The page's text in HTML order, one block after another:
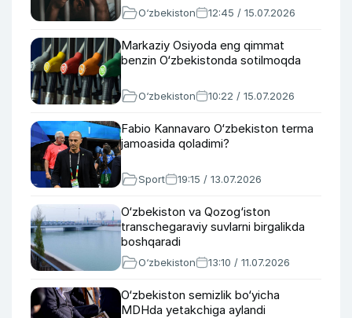
O‘zbekiston 12:45 / 15.07.2026
Markaziy Osiyoda eng qimmat
benzin O‘zbekistonda sotilmoqda
O‘zbekiston 10:22 / 15.07.2026
Fabio Kannavaro O‘zbekiston terma
jamoasida qoladimi?
Sport 19:15 / 13.07.2026
O‘zbekiston va Qozog‘iston
transchegaraviy suvlarni birgalikda
boshqaradi
O‘zbekiston 13:10 / 11.07.2026
O‘zbekiston semizlik bo‘yicha
MDHda yetakchiga aylandi